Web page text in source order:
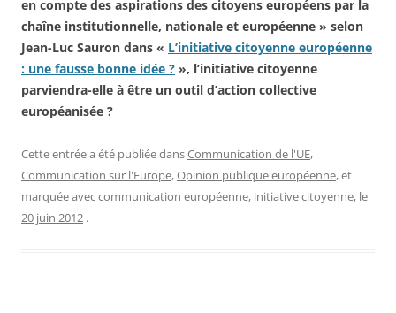
en compte des aspirations des citoyens européens par la
chaîne institutionnelle, nationale et européenne » selon
Jean-Luc Sauron dans « L’initiative citoyenne européenne
: une fausse bonne idée ? », l’initiative citoyenne
parviendra-elle à être un outil d’action collective
européanisée ?
Cette entrée a été publiée dansCommunication de l'UE,
Communication sur l'Europe,Opinion publique européenne, et
marquée aveccommunication européenne, initiative citoyenne, le
20 juin 2012 .